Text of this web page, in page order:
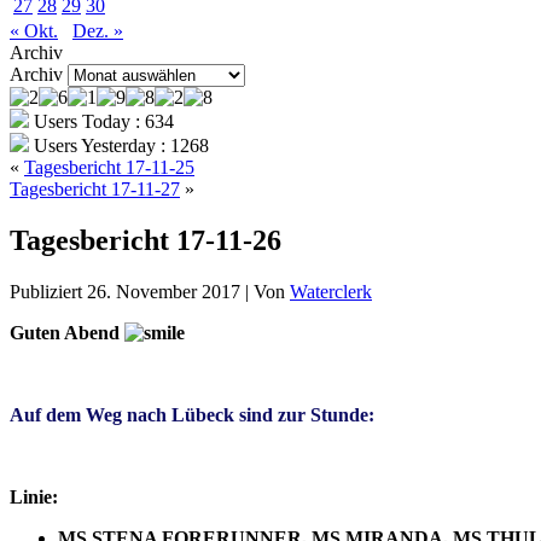
27 28 29 30
« Okt.
Dez. »
Archiv
Archiv
Users Today : 634
Users Yesterday : 1268
« Tagesbericht 17-11-25
Tagesbericht 17-11-27 »
Tagesbericht 17-11-26
Publiziert 26. November 2017 | Von Waterclerk
Guten Abend
Auf dem Weg nach Lübeck sind zur Stunde:
Linie: